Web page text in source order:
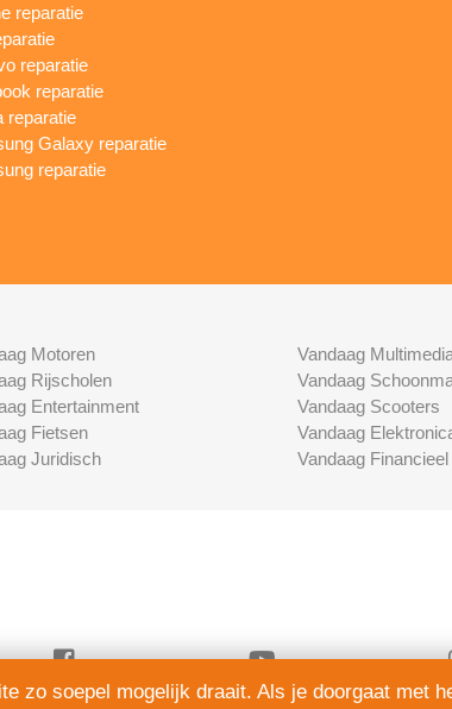
reparatie
reparatie
reparatie
reparatie
Galaxy reparatie
reparatie
Motoren
Rijscholen
Entertainment
Fietsen
Juridisch
Vandaag
Vandaag
Vandaag Scooters
Vandaag
Vandaag Financieel
zo soepel mogelijk draait. Als je doorgaat met